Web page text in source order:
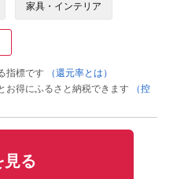
家具・インテリア
指標です
（還元率とは）
得にふるさと納税できます
（控
見る